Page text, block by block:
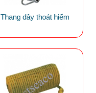
Thang dây thoát hiểm